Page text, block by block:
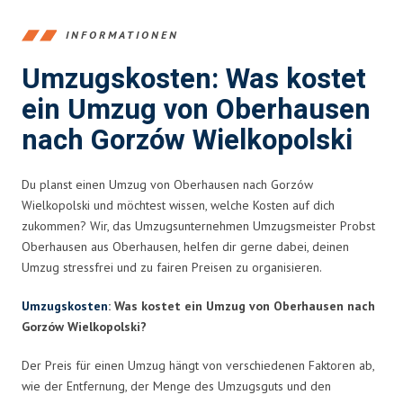
INFORMATIONEN
Umzugskosten: Was kostet
ein Umzug von Oberhausen
nach Gorzów Wielkopolski
Du planst einen Umzug von Oberhausen nach Gorzów
Wielkopolski und möchtest wissen, welche Kosten auf dich
zukommen? Wir, das Umzugsunternehmen Umzugsmeister Probst
Oberhausen aus Oberhausen, helfen dir gerne dabei, deinen
Umzug stressfrei und zu fairen Preisen zu organisieren.
Umzugskosten: Was kostet ein Umzug von Oberhausen nach
Gorzów Wielkopolski?
Der Preis für einen Umzug hängt von verschiedenen Faktoren ab,
wie der Entfernung, der Menge des Umzugsguts und den